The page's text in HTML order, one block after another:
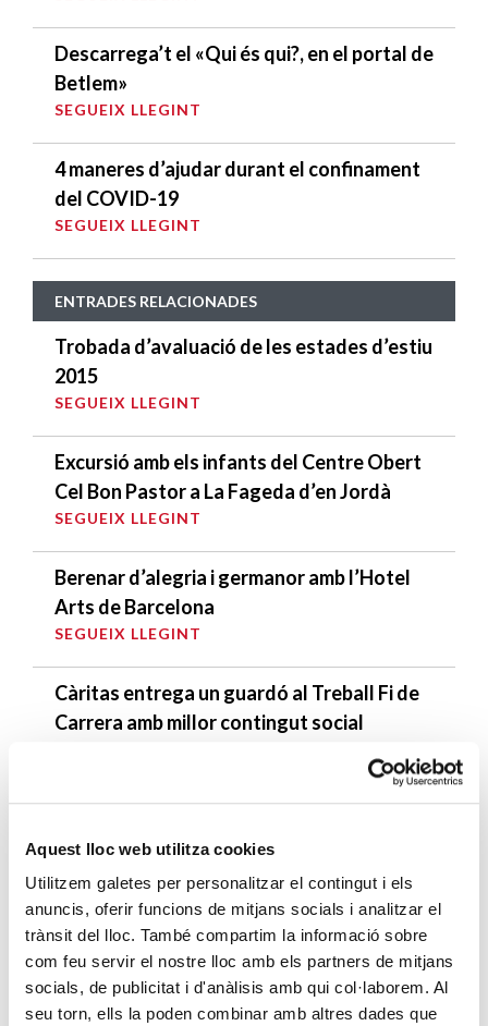
Aquest lloc web utilitza cookies
Utilitzem galetes per personalitzar el contingut i els
anuncis, oferir funcions de mitjans socials i analitzar el
trànsit del lloc. També compartim la informació sobre
com feu servir el nostre lloc amb els partners de mitjans
socials, de publicitat i d'anàlisis amb qui col·laborem. Al
seu torn, ells la poden combinar amb altres dades que
Descarrega’t el «Qui és qui?, en el portal de
Betlem»
SEGUEIX LLEGINT
4 maneres d’ajudar durant el confinament
del COVID-19
SEGUEIX LLEGINT
ENTRADES RELACIONADES
Trobada d’avaluació de les estades d’estiu
2015
SEGUEIX LLEGINT
Excursió amb els infants del Centre Obert
Cel Bon Pastor a La Fageda d’en Jordà
SEGUEIX LLEGINT
Berenar d’alegria i germanor amb l’Hotel
Arts de Barcelona
SEGUEIX LLEGINT
Càritas entrega un guardó al Treball Fi de
Carrera amb millor contingut social
la situació a Ceuta i fa una crida a la
protecció de la dignitat humana
SEGUEIX LLEGINT
Càritas Barcelona acompanya més de